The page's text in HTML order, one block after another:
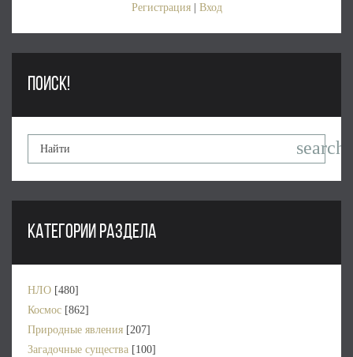
Регистрация| Вход
ПОИСК!
КАТЕГОРИИ РАЗДЕЛА
НЛО [480]
Космос [862]
Природные явления [207]
Загадочные существа [100]